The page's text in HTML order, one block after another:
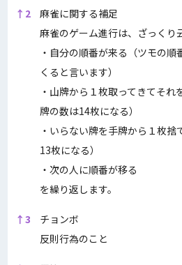
↑ 2
麻雀に関する補足
麻雀のゲーム進行は、ざっくり
・自分の順番が来る（ツモの
くると言います）
・山牌から１枚取ってきてそ
牌の数は14枚になる）
・いらない牌を手牌から１枚
13枚になる）
・次の人に順番が移る
を繰り返します。
↑ 3
チョンボ
反則行為のこと